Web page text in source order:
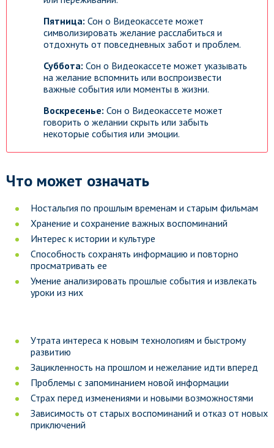
Пятница: Сон о Видеокассете может
символизировать желание расслабиться и
отдохнуть от повседневных забот и проблем.
Суббота: Сон о Видеокассете может указывать
на желание вспомнить или воспроизвести
важные события или моменты в жизни.
Воскресенье: Сон о Видеокассете может
говорить о желании скрыть или забыть
некоторые события или эмоции.
Что может означать
Ностальгия по прошлым временам и старым фильмам
Хранение и сохранение важных воспоминаний
Интерес к истории и культуре
Способность сохранять информацию и повторно
просматривать ее
Умение анализировать прошлые события и извлекать
уроки из них
Утрата интереса к новым технологиям и быстрому
развитию
Зацикленность на прошлом и нежелание идти вперед
Проблемы с запоминанием новой информации
Страх перед изменениями и новыми возможностями
Зависимость от старых воспоминаний и отказ от новых
приключений